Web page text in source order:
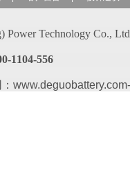
Power Technology Co.,
1104-556